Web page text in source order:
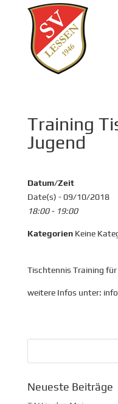
Training
Jugend
Datum/Zeit
Date(s) - 09/10/2018
18:00 - 19:00
KategorienKeine
Tischtennis Training für
weitere Infos unter:
Neueste Beiträge